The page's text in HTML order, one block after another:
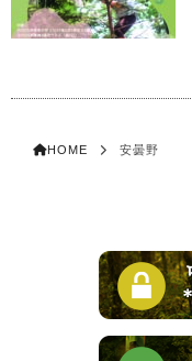
HOME 安曇野